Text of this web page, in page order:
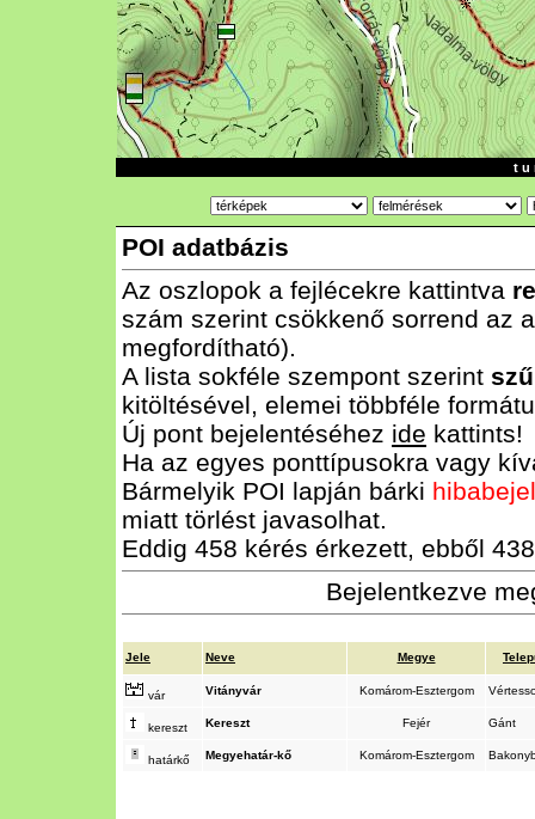
t u
POI adatbázis
Az oszlopok a fejlécekre kattintva
szám szerint csökkenő sorrend az
megfordítható).
A lista sokféle szempont szerint
kitöltésével, elemei többféle
Új pont bejelentéséhez ide kattints!
Ha az egyes ponttípusokra vagy
Bármelyik POI lapján bárki
miatt törlést javasolhat.
Eddig 458 kérés érkezett, ebből
Bejelentkezve
Jele Neve Megye
vár Vitányvár Komárom-Esztergom
kereszt Kereszt Fejér Gánt
határkő Megyehatár-kő Komárom-Esztergom